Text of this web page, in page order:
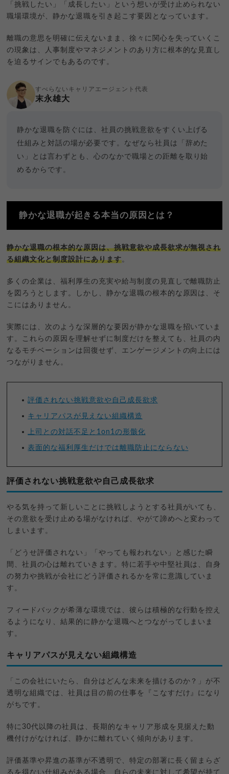
「挑戦したい」「成長したい」という想いが受け止められない
職場環境が、静かな退職を引き起こす要因となっています。
離職の意思を明確に伝えないまま、徐々に関心を失っていくこ
の現象は、人事制度やマネジメントのあり方に根本的な見直し
を迫るサインでもあるのです。
すべらないキャリアエージェント代表
末永雄大
静かな退職を防ぐには、社員の挑戦意欲をすくい上げる
仕組みと対話の場が必要です。なぜなら社員は「辞めた
い」とは言わずとも、心のなかで職場との距離を取り始
めるからです。
静かな退職が起きる本当の原因とは？
静かな退職の根本的な原因は、挑戦意欲や成長欲求が無視され
る組織文化と制度設計にあります。
多くの企業は、福利厚生の充実や給与制度の見直しで離職防止
を図ろうとします。しかし、静かな退職の根本的な原因は、そ
こにはありません。
実際には、次のような深層的な要因が静かな退職を招いていま
す。これらの原因を理解せずに制度だけを整えても、社員の内
なるモチベーションは回復せず、エンゲージメントの向上には
つながりません。
評価されない挑戦意欲や自己成長欲求
キャリアパスが見えない組織構造
上司との対話不足と1on1の形骸化
表面的な福利厚生だけでは離職防止にならない
評価されない挑戦意欲や自己成長欲求
やる気を持って新しいことに挑戦しようとする社員がいても、
その意欲を受け止める場がなければ、やがて諦めへと変わって
しまいます。
「どうせ評価されない」「やっても報われない」と感じた瞬
間、社員の心は離れていきます。特に若手や中堅社員は、自身
の努力や挑戦が会社にどう評価されるかを常に意識していま
す。
フィードバックが希薄な環境では、彼らは積極的な行動を控え
るようになり、結果的に静かな退職へとつながってしまいま
す。
キャリアパスが見えない組織構造
「この会社にいたら、自分はどんな未来を描けるのか？」が不
透明な組織では、社員は目の前の仕事を『こなすだけ』になり
がちです。
特に30代以降の社員は、長期的なキャリア形成を見据えた動
機付けがなければ、静かに離れていく傾向があります。
評価基準や昇進の基準が不透明で、特定の部署に長く留まらざ
るを得ない仕組みがある場合、自らの未来に対して希望が持て